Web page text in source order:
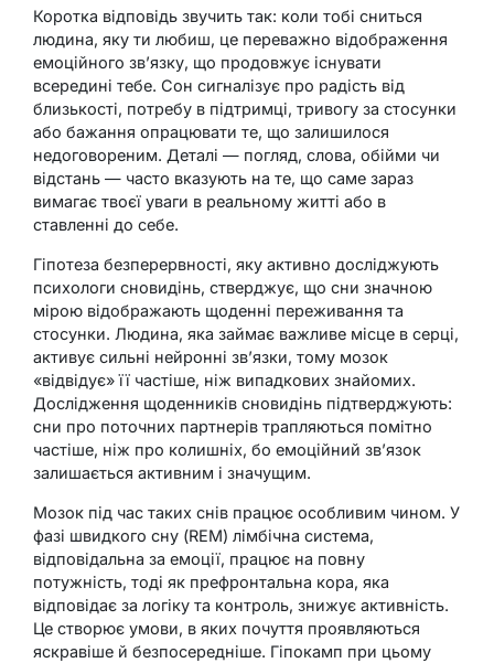
Коротка відповідь звучить так: коли тобі сниться
людина, яку ти любиш, це переважно відображення
емоційного зв’язку, що продовжує існувати
всередині тебе. Сон сигналізує про радість від
близькості, потребу в підтримці, тривогу за стосунки
або бажання опрацювати те, що залишилося
недоговореним. Деталі — погляд, слова, обійми чи
відстань — часто вказують на те, що саме зараз
вимагає твоєї уваги в реальному житті або в
ставленні до себе.
Гіпотеза безперервності, яку активно досліджують
психологи сновидінь, стверджує, що сни значною
мірою відображають щоденні переживання та
стосунки. Людина, яка займає важливе місце в серці,
активує сильні нейронні зв’язки, тому мозок
«відвідує» її частіше, ніж випадкових знайомих.
Дослідження щоденників сновидінь підтверджують:
сни про поточних партнерів трапляються помітно
частіше, ніж про колишніх, бо емоційний зв’язок
залишається активним і значущим.
Мозок під час таких снів працює особливим чином. У
фазі швидкого сну (REM) лімбічна система,
відповідальна за емоції, працює на повну
потужність, тоді як префронтальна кора, яка
відповідає за логіку та контроль, знижує активність.
Це створює умови, в яких почуття проявляються
яскравіше й безпосередніше. Гіпокамп при цьому